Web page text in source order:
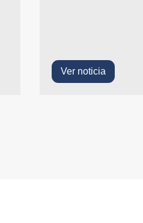
Ver noticia